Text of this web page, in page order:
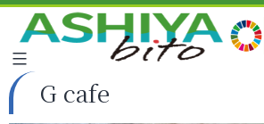
G cafe